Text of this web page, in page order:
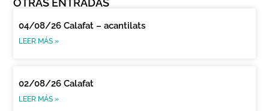
OTRAS ENTRADAS
04/08/26 Calafat – acantilats
LEER MÁS »
02/08/26 Calafat
LEER MÁS »